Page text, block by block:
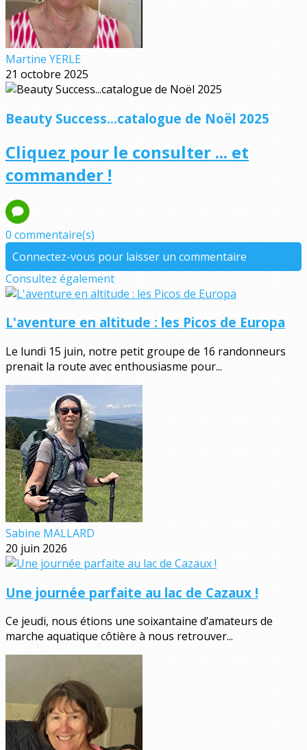
Martine YERLE
21 octobre 2025
Beauty Success...catalogue de Noël 2025
Cliquez pour le consulter ... et
commander !
0 commentaire(s)
Connectez-vous pour laisser un commentaire
Consultez également
L'aventure en altitude : les Picos de Europa
Le lundi 15 juin, notre petit groupe de 16 randonneurs
prenait la route avec enthousiasme pour...
Sabine MALLARD
20 juin 2026
Une journée parfaite au lac de Cazaux !
Ce jeudi, nous étions une soixantaine d’amateurs de
marche aquatique côtière à nous retrouver...